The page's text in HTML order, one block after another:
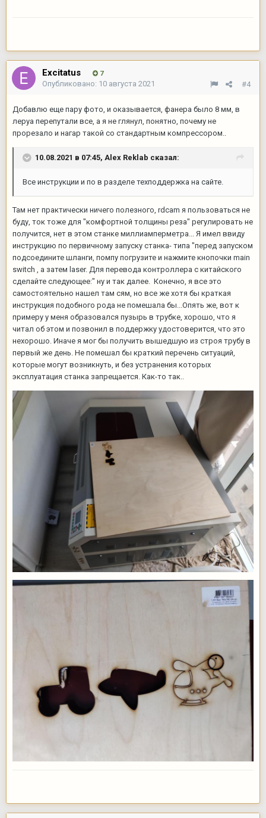
Excitatus 7
#4
Опубликовано: 10 августа 2021
Добавлю еще пару фото, и оказывается, фанера было 8 мм, в
леруа перепутали все, а я не глянул, понятно, почему не
прорезало и нагар такой со стандартным компрессором..
10.08.2021 в 07:45, Alex Reklab сказал:
Все инструкции и по в разделе техподдержка на сайте.
Там нет практически ничего полезного, rdcam я пользоваться не
буду, ток тоже для "комфортной толщины реза" регулировать не
получится, нет в этом станке миллиамперметра... Я имел ввиду
инструкцию по первичному запуску станка- типа "перед запуском
подсоедините шланги, помпу погрузите и нажмите кнопочки main
switch , а затем laser. Для перевода контроллера с китайского
сделайте следующее:" ну и так далее. Конечно, я все это
самостоятельно нашел там сям, но все же хотя бы краткая
инструкция подобного рода не помешала бы...Опять же, вот к
примеру у меня образовался пузырь в трубке, хорошо, что я
читал об этом и позвонил в поддержку удостоверится, что это
нехорошо. Иначе я мог бы получить вышедшую из строя трубу в
первый же день. Не помешал бы краткий перечень ситуаций,
которые могут возникнуть, и без устранения которых
эксплуатация станка запрещается. Как-то так..